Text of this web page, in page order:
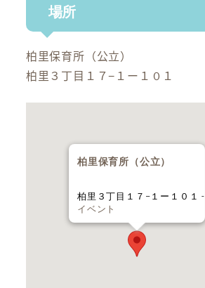
場所
柏里保育所（公立）
柏里３丁目１７−１ー１０１
柏里保育所（公立）
柏里３丁目１７−１ー１０１ -
イベント